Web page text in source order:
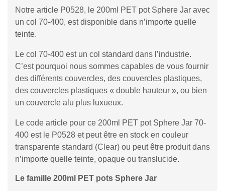
Notre article P0528, le 200ml PET pot Sphere Jar avec
un col 70-400, est disponible dans n’importe quelle
teinte.
Le col 70-400 est un col standard dans l’industrie.
C’est pourquoi nous sommes capables de vous fournir
des différents couvercles, des couvercles plastiques,
des couvercles plastiques « double hauteur », ou bien
un couvercle alu plus luxueux.
Le code article pour ce 200ml PET pot Sphere Jar 70-
400 est le P0528 et peut être en stock en couleur
transparente standard (Clear) ou peut être produit dans
n’importe quelle teinte, opaque ou translucide.
Le famille 200ml PET pots Sphere Jar